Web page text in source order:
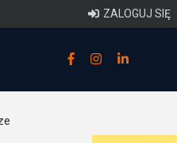
ZALOGUJ SIĘ